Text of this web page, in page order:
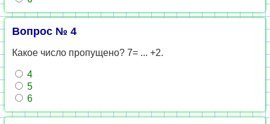
Вопрос № 4
Какое число пропущено? 7= ... +2.
4
5
6